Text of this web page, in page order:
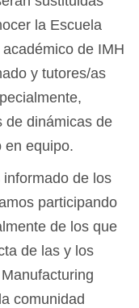
la Escuela
de IMH
y tutores/as
de dinámicas de
en equipo.
de los
participando
de los que
de las y los
comunidad